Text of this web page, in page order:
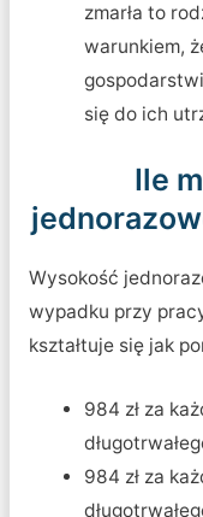
zmarła to
warunkiem,
się do ich
Ile
Wysokość
wypadku przy
kształtuje się jak
984 zł za
984 zł za